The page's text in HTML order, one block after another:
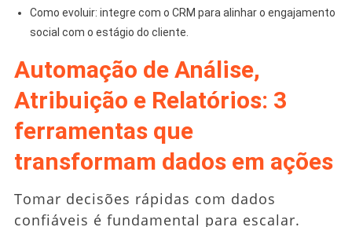
Como evoluir: integre com o CRM para alinhar o engajamento
social com o estágio do cliente.
Automação de Análise,
Atribuição e Relatórios: 3
ferramentas que
transformam dados em ações
Tomar decisões rápidas com dados
confiáveis é fundamental para escalar.